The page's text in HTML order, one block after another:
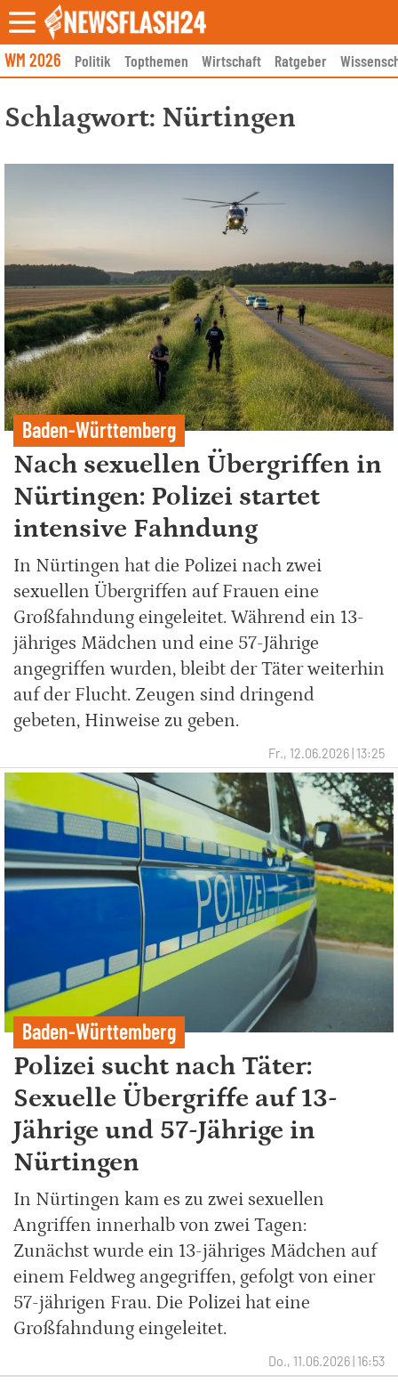
Skip
to
content
WM 2026 Politik Topthemen Wirtschaft Ratgeber
Schlagwort: Nürtingen
Baden-Württemberg
Nach sexuellen Übergriffen in
Nürtingen: Polizei startet
intensive Fahndung
In Nürtingen hat die Polizei nach zwei
sexuellen Übergriffen auf Frauen eine
Großfahndung eingeleitet. Während ein 13-
jähriges Mädchen und eine 57-Jährige
angegriffen wurden, bleibt der Täter weiterhin
auf der Flucht. Zeugen sind dringend
gebeten, Hinweise zu geben.
Fr., 12.06.2026 | 13:25
Baden-Württemberg
Polizei sucht nach Täter:
Sexuelle Übergriffe auf 13-
Jährige und 57-Jährige in
Nürtingen
In Nürtingen kam es zu zwei sexuellen
Angriffen innerhalb von zwei Tagen:
Zunächst wurde ein 13-jähriges Mädchen auf
einem Feldweg angegriffen, gefolgt von einer
57-jährigen Frau. Die Polizei hat eine
Großfahndung eingeleitet.
Do., 11.06.2026 | 16:53